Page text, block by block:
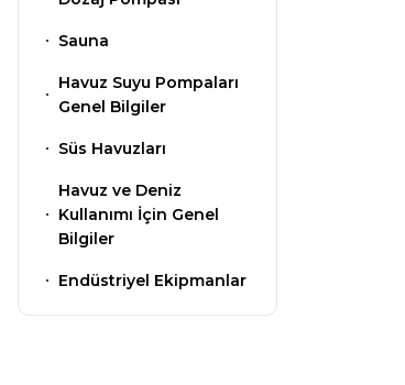
Kimyasalları
Havuz Kimyasalları
Sistemleri
Panoları
Malzemeleri
Sauna
Havuz Suyu Pompaları
Genel Bilgiler
Süs Havuzları
Havuz ve Deniz
Kullanımı İçin Genel
Bilgiler
Endüstriyel Ekipmanlar